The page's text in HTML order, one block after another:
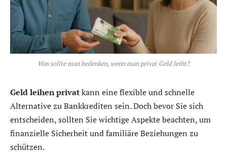
Was sollte man bedenken, wenn man privat Geld leiht?
Geld leihen privatkann eine flexible und schnelle
Alternative zu Bankkrediten sein. Doch bevor Sie sich
entscheiden, sollten Sie wichtige Aspekte beachten, um
finanzielle Sicherheit und familiäre Beziehungen zu
schützen.